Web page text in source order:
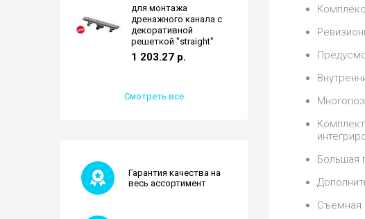
для монтажа
дренажного канала с
декоративной
решеткой "straight"
1 203.27 р.
Смотреть все
Гарантия качества на
весь ассортимент
Большая
Съемная